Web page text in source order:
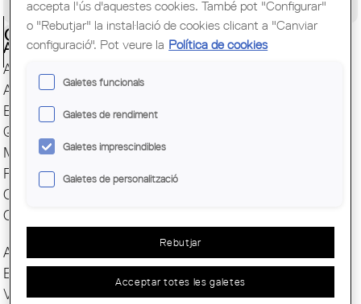
Congrés Mundial d'Arquitectes UIA
Ciutadania
Actes i Exposicions
Arxiu Històric
Arquitectura catalana
Biblioteca
Quaderns
Mostra d'Arquitectura
Premis Arquitec. Girona
Oficina del Paisatge
Centre Obert d'Arquitectura
Actes COAC
Exposicions COAC
Visites COAC
accepta l'ús d'aquestes cookies. També pot "Configurar"
o "Rebutjar" la instal·lació de cookies clicant a "Canviar
configuració". Pot veure la Política de cookies
Galetes funcionals
Galetes de rendiment
Galetes imprescindibles
Galetes de personalització
Rebutjar
Acceptar totes les galetes